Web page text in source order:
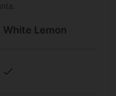
Lemon
check